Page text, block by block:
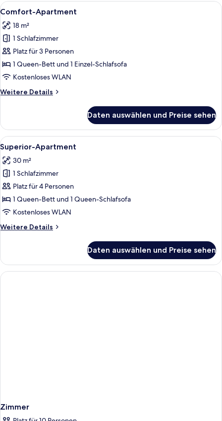
Alle
Fotos
für
Comfort-
Apartment
anzeigen
Ein Schlafzimmer mit einem großen
9
Comfort-Apartment
18 m²
1 Schlafzimmer
Platz für 3 Personen
1 Queen-Bett und 1 Einzel-Schlafsofa
Kostenloses WLAN
Weitere Details
Weitere
Apartment
Daten auswählen und Preise sehen
Alle
Fotos
für
Superior-
Apartment
anzeigen
Ein modernes Hotelzimmer mit
7
Superior-Apartment
30 m²
1 Schlafzimmer
Platz für 4 Personen
1 Queen-Bett und 1 Queen-Schlafsofa
Kostenloses WLAN
Weitere Details
Weitere
Apartment
Daten auswählen und Preise sehen
Zimmer